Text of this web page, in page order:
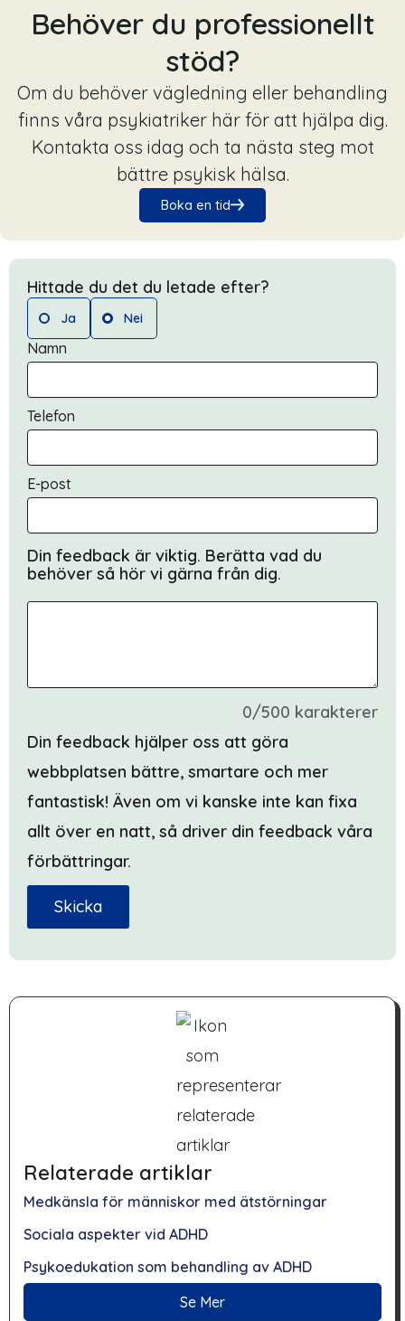
Behöver du professionellt
stöd?
Om du behöver vägledning eller behandling
finns våra psykiatriker här för att hjälpa dig.
Kontakta oss idag och ta nästa steg mot
bättre psykisk hälsa.
Boka en tid
Hittade du det du letade efter?
Ja Nei
Namn
Telefon
E-post
Din feedback är viktig. Berätta vad du
behöver så hör vi gärna från dig.
0/500 karakterer
Din feedback hjälper oss att göra
webbplatsen bättre, smartare och mer
fantastisk! Även om vi kanske inte kan fixa
allt över en natt, så driver din feedback våra
förbättringar.
Skicka
Relaterade artiklar
Medkänsla för människor med ätstörningar
Sociala aspekter vid ADHD
Psykoedukation som behandling av ADHD
Se Mer